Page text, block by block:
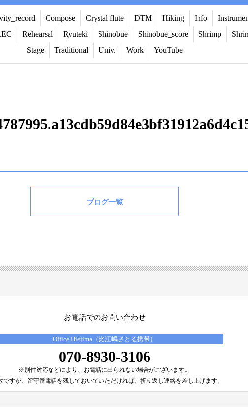
Compose Crystal flute DTM Hiking Info
Rehearsal Ryuteki Shinobue Shinobue_score Shrimp
Stage
Traditional Univ. Work YouTube
ブログ一覧
お電話でのお問い合わせ
Office Hiejima（比江嶋さとる携帯）
070-8930-3106
※別件対応などにより、 お電話に出られない場合がございます。
ですが、留守番電話を残しておいていただければ、 折り返し連絡を差し上げます。